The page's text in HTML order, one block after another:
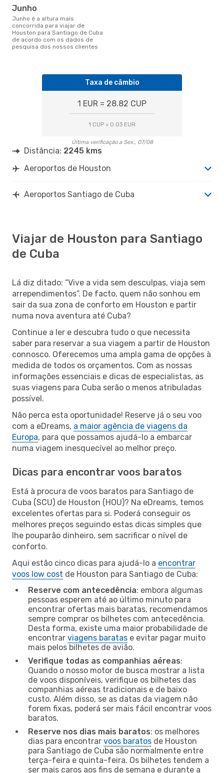
junho
junho é a altura mais
concorrida para viajar de
Houston para Santiago de Cuba
de acordo com os dados de
pesquisa dos nossos clientes
Taxa de câmbio
1 EUR = 28.82 CUP
1 CUP = 0.03 EUR
Última verificação a Sex., 07/08
Distância: 2245 kms
Aeroportos de Houston
Aeroportos Santiago de Cuba
Viajar de Houston para Santiago
de Cuba
Lá diz ditado: “Vive a vida sem desculpas, viaja sem
arrependimentos”. De facto, quem não sonhou em
sair da sua zona de conforto em Houston e partir
numa nova aventura até Cuba?
Continue a ler e descubra tudo o que necessita
saber para reservar a sua viagem a partir de Houston
connosco. Oferecemos uma ampla gama de opções à
medida de todos os orçamentos. Com as nossas
informações essenciais e dicas de especialistas, as
suas viagens para Cuba serão o menos atribuladas
possível.
Não perca esta oportunidade! Reserve já o seu voo
com a eDreams, a maior agência de viagens da
Europa, para que possamos ajudá-lo a embarcar
numa viagem inesquecível ao melhor preço.
Dicas para encontrar voos baratos
Está à procura de voos baratos para Santiago de
Cuba (SCU) de Houston (HOU)? Na eDreams, temos
excelentes ofertas para si. Poderá conseguir os
melhores preços seguindo estas dicas simples que
lhe pouparão dinheiro, sem sacrificar o nível de
conforto.
Aqui estão cinco dicas para ajudá-lo a encontrar
voos low cost de Houston para Santiago de Cuba:
Reserve com antecedência: embora algumas
pessoas esperem até ao último minuto para
encontrar ofertas mais baratas, recomendamos
sempre comprar os bilhetes com antecedência.
Desta forma, existe uma maior probabilidade de
encontrar viagens baratas e evitar pagar muito
mais pelos bilhetes de avião.
Verifique todas as companhias aéreas:
Quando o nosso motor de busca mostrar a lista
de voos disponíveis, verifique os bilhetes das
companhias aéreas tradicionais e de baixo
custo. Além disso, se as datas da viagem não
forem fixas, poderá ser mais fácil encontrar voos
baratos.
Reserve nos dias mais baratos: os melhores
dias para encontrar voos baratos de Houston
para Santiago de Cuba são normalmente entre
terça-feira e quinta-feira. Os bilhetes tendem a
ser mais caros aos fins de semana e durante a